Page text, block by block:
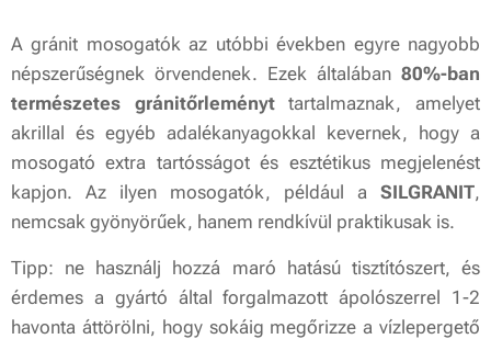
A gránit mosogatók az utóbbi években egyre nagyobb
népszerűségnek örvendenek. Ezek általában 80%-ban
természetes gránitőrleményttartalmaznak, amelyet
akrillal és egyéb adalékanyagokkal kevernek, hogy a
mosogató extra tartósságot és esztétikus megjelenést
kapjon. Az ilyen mosogatók, például a SILGRANIT,
nemcsak gyönyörűek, hanem rendkívül praktikusak is.
Tipp: ne használj hozzá maró hatású tisztítószert, és
érdemes a gyártó által forgalmazott ápolószerrel 1-2
havonta áttörölni, hogy sokáig megőrizze a vízlepergető